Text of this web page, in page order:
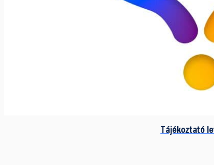
Tájékoztató